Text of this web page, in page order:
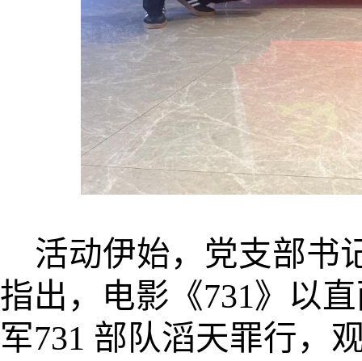
活动伊始，党支部书
指出，电影《731》以
军731 部队滔天罪行，